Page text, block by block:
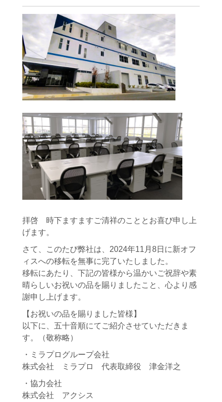
拝啓 時下ますますご清祥のこととお喜び申し上
げます。
さて、このたび弊社は、2024年11月8日に新オフ
ィスへの移転を無事に完了いたしました。
移転にあたり、下記の皆様から温かいご祝辞や素
晴らしいお祝いの品を賜りましたこと、心より感
謝申し上げます。
【お祝いの品を賜りました皆様】
以下に、五十音順にてご紹介させていただきま
す。（敬称略）
・ミラプログループ会社
株式会社 ミラプロ 代表取締役 津金洋之
・協力会社
株式会社 アクシス